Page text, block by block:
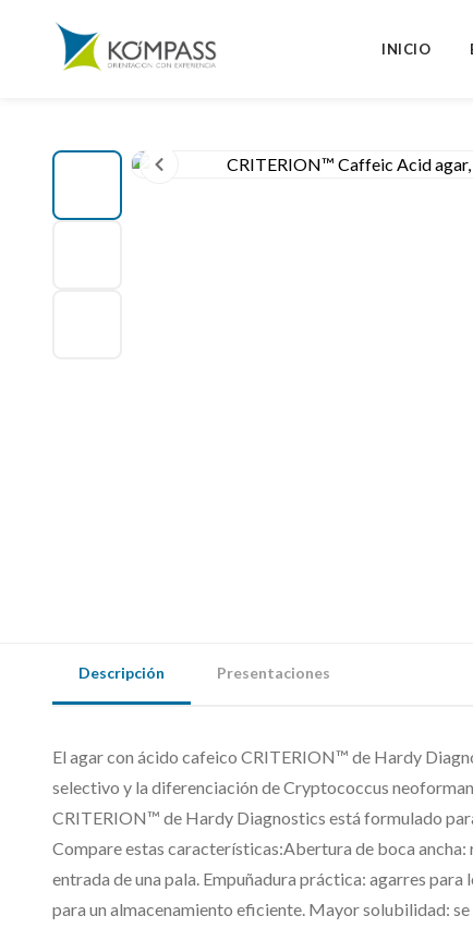
INICIO
Descripción Presentaciones
El agar con ácido cafeico CRITERION™ de Hardy
selectivo y la diferenciación de Cryptococcus
CRITERION™ de Hardy Diagnostics está formulado
Compare estas características:Abertura de boca
entrada de una pala. Empuñadura práctica: agarres
para un almacenamiento eficiente. Mayor solubilidad: